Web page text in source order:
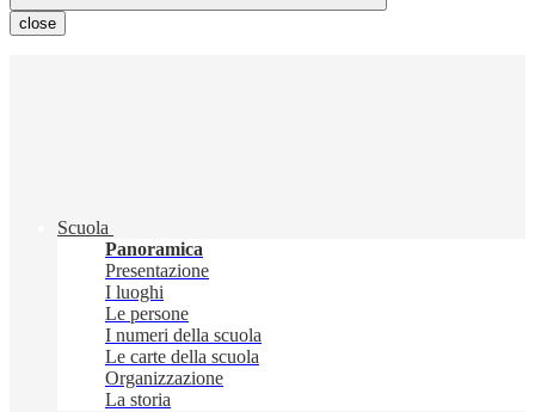
close
Scuola
Panoramica
Presentazione
I luoghi
Le persone
I numeri della scuola
Le carte della scuola
Organizzazione
La storia